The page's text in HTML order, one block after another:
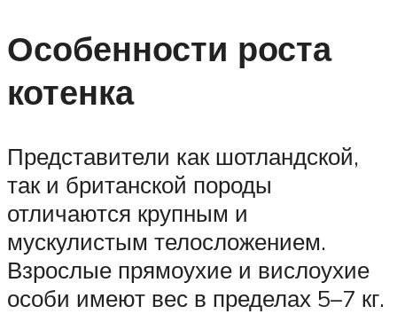
Особенности роста
котенка
Представители как шотландской,
так и британской породы
отличаются крупным и
мускулистым телосложением.
Взрослые прямоухие и вислоухие
особи имеют вес в пределах 5–7 кг.